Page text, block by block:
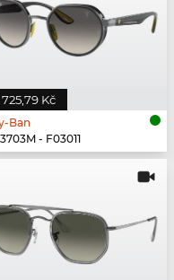
Kč
Ban
- F03011